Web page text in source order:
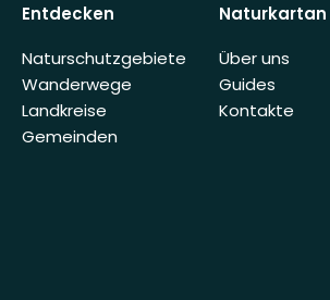
Entdecken
Naturschutzgebiete
Wanderwege
Landkreise
Gemeinden
Naturkartan
Über uns
Guides
Kontakte